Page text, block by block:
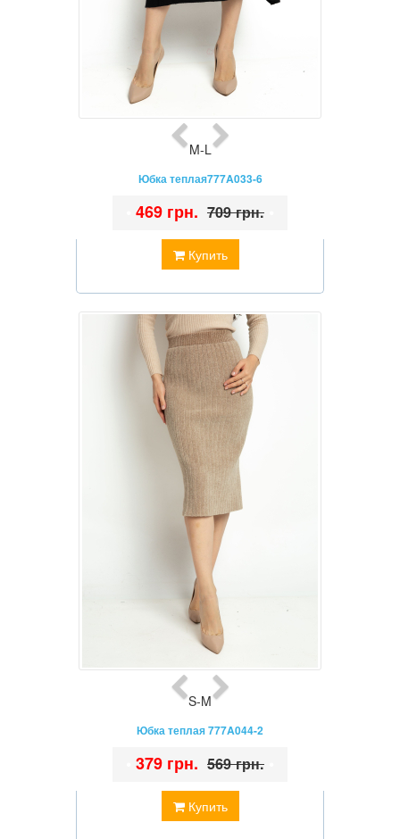
M-L
Юбка теплая777A033-6
Купить
469 грн. 709 грн.
S-M
Юбка теплая 777A044-2
Купить
379 грн. 569 грн.